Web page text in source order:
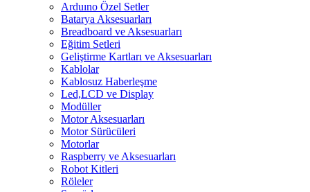
Arduıno Özel Setler
Batarya Aksesuarları
Breadboard ve Aksesuarları
Eğitim Setleri
Geliştirme Kartları ve Aksesuarları
Kablolar
Kablosuz Haberleşme
Led,LCD ve Display
Modüller
Motor Aksesuarları
Motor Sürücüleri
Motorlar
Raspberry ve Aksesuarları
Robot Kitleri
Röleler